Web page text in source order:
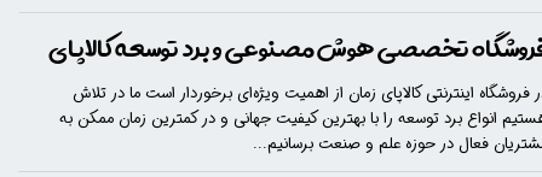
تخصصی هوش مصنوعی و برد توسعه کالاپای
فروشگاه اینترنتی کالاپای زمان از اهمیت ویژه‌ای برخوردار است ما در تلاش
انواع برد توسعه را با​​​ بهترین کیفیت جهانی و در کمترین زمان ممکن به
فعال در حوزه علم و صنعت برسانیم...